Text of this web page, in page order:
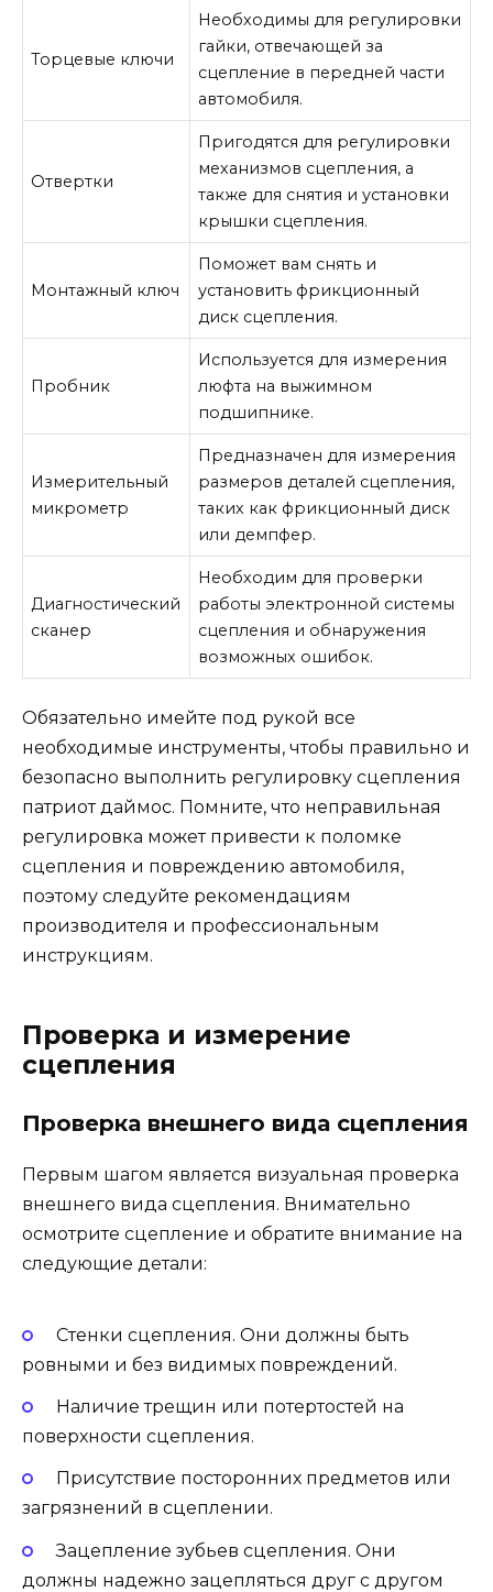
Торцевые ключи
Необходимы для регулировки
гайки, отвечающей за
сцепление в передней части
автомобиля.
Отвертки
Пригодятся для регулировки
механизмов сцепления, а
также для снятия и установки
крышки сцепления.
Монтажный ключ
Поможет вам снять и
установить фрикционный
диск сцепления.
Пробник
Используется для измерения
люфта на выжимном
подшипнике.
Измерительный
микрометр
Предназначен для измерения
размеров деталей сцепления,
таких как фрикционный диск
или демпфер.
Диагностический
сканер
Необходим для проверки
работы электронной системы
сцепления и обнаружения
возможных ошибок.
Обязательно имейте под рукой все
необходимые инструменты, чтобы правильно и
безопасно выполнить регулировку сцепления
патриот даймос. Помните, что неправильная
регулировка может привести к поломке
сцепления и повреждению автомобиля,
поэтому следуйте рекомендациям
производителя и профессиональным
инструкциям.
Проверка и измерение
сцепления
Проверка внешнего вида сцепления
Первым шагом является визуальная проверка
внешнего вида сцепления. Внимательно
осмотрите сцепление и обратите внимание на
следующие детали:
Стенки сцепления. Они должны быть
ровными и без видимых повреждений.
Наличие трещин или потертостей на
поверхности сцепления.
Присутствие посторонних предметов или
загрязнений в сцеплении.
Зацепление зубьев сцепления. Они
должны надежно зацепляться друг с другом